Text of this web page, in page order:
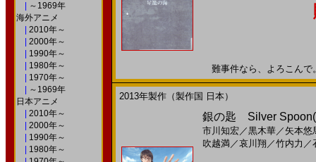
～1969年
海外アニメ
2010年～
2000年～
1990年～
1980年～
1970年～
～1969年
日本アニメ
2010年～
2000年～
1990年～
1980年～
難事件なら、よろこん
2013年製作（製作国 日本）
銀の匙 Silver
市川知宏／黒木華／ 矢本悠
吹越満／哀川翔 ／竹内力 ／